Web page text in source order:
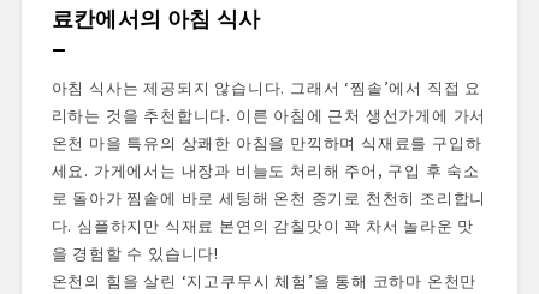
료칸에서의 아침 식사
아침 식사는 제공되지 않습니다. 그래서 ‘찜솥’에서 직접 요
리하는 것을 추천합니다. 이른 아침에 근처 생선가게에 가서
온천 마을 특유의 상쾌한 아침을 만끽하며 식재료를 구입하
세요. 가게에서는 내장과 비늘도 처리해 주어, 구입 후 숙소
로 돌아가 찜솥에 바로 세팅해 온천 증기로 천천히 조리합니
다. 심플하지만 식재료 본연의 감칠맛이 꽉 차서 놀라운 맛
을 경험할 수 있습니다!
온천의 힘을 살린 ‘지고쿠무시 체험’을 통해 코하마 온천만